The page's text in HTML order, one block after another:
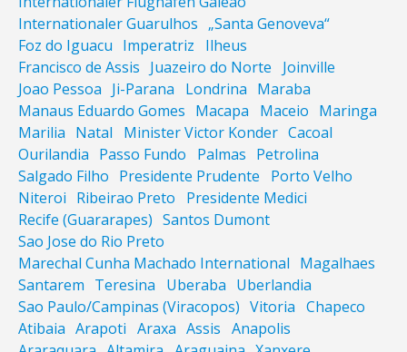
Internationaler Guarulhos „Santa Genoveva“
Foz do Iguacu Imperatriz
Ilheus
Francisco de Assis Juazeiro do Norte
Joinville
Joao Pessoa Ji-Parana Londrina Maraba
Manaus Eduardo Gomes Macapa Maceio Maringa
Marilia Natal Minister Victor Konder Cacoal
Ourilandia Passo Fundo Palmas Petrolina
Salgado Filho Presidente Prudente
Porto Velho
Niteroi Ribeirao Preto
Presidente Medici
Recife (Guararapes) Santos Dumont
Sao Jose do Rio Preto
Marechal Cunha Machado International Magalhaes
Santarem Teresina Uberaba Uberlandia
Sao Paulo/Campinas (Viracopos) Vitoria Chapeco
Atibaia Arapoti Araxa Assis Anapolis